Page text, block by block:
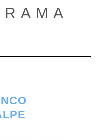
modo de navegación